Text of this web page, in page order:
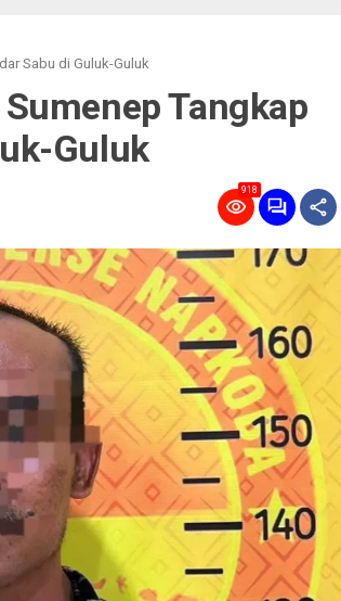
Sabu di Guluk-Guluk
Tangkap
Guluk
918